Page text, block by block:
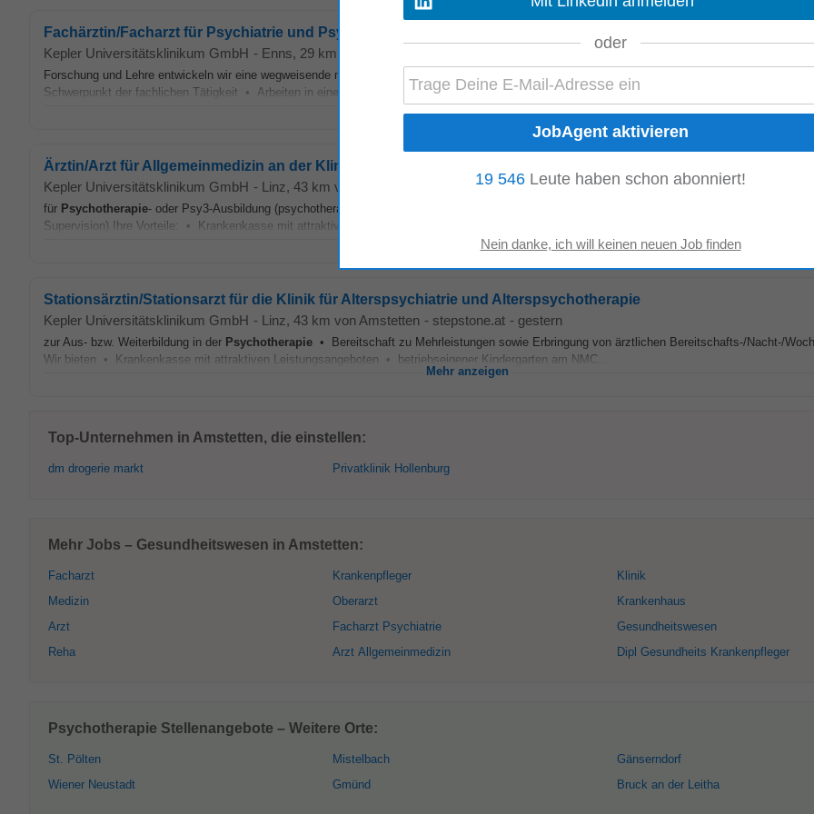
Fachärztin/Facharzt für Psychiatrie und Psychotherapeutische Medizin für das Institut für...
Kepler Universitätsklinikum GmbH - Enns, 29 km von Amstetten
Forschung und Lehre entwickeln wir eine wegweisende medizinische Infrastruktur in Oberösterreich. Voll- oder Teilzeit, Dauerverwendung •
Schwerpunkt der fachlichen Tätigkeit • Arbeiten in einem Team mit psychotherapeutischer...
Mehr anzeigen
Ärztin/Arzt für Allgemeinmedizin an der Klinik für Psychiatrie mit Schwerpunkt Suchtmedizin
Kepler Universitätsklinikum GmbH - Linz, 43 km von Amstetten stepstone.at - heute
für Psychotherapie- oder Psy3-Ausbildung (psychotherapeutsiche Behandlung im Einzel- und Gruppensetting unter fachärztlicher/
Supervision) Ihre Vorteile: • Krankenkasse mit attraktiven Leistungsangeboten • betriebseigener Kindergarten am NMC...
Mehr anzeigen
Stationsärztin/Stationsarzt für die Klinik für Alterspsychiatrie und Alterspsychotherapie
Kepler Universitätsklinikum GmbH - Linz, 43 km von Amstetten - stepstone.at - gestern
zur Aus- bzw. Weiterbildung in der Psychotherapie • Bereitschaft zu Mehrleistungen sowie Erbringung von ärztlichen Bereitschafts-/Nacht-/
Wir bieten • Krankenkasse mit attraktiven Leistungsangeboten • betriebseigener Kindergarten am NMC...
Mehr anzeigen
Top-Unternehmen in Amstetten, die einstellen:
dm drogerie markt Privatklinik Hollenburg
Mehr Jobs – Gesundheitswesen in Amstetten:
Facharzt
Medizin
Arzt
Reha
Krankenpfleger
Oberarzt
Facharzt Psychiatrie
Arzt Allgemeinmedizin
Klinik
Krankenhaus
Gesundheitswesen
Dipl Gesundheits Krankenpfleger
Psychotherapie Stellenangebote – Weitere Orte:
St. Pölten
Wiener Neustadt
Mistelbach
Gmünd
Gänserndorf
Bruck an der Leitha
oder
19 546 Leute haben schon abonniert!